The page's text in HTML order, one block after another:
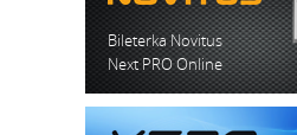
Bileterka Novitus
Next PRO Online